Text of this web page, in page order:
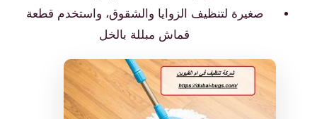
صغيرة لتنظيف الزوايا والشقوق، واستخدم قطعة
قماش مبللة بالخل